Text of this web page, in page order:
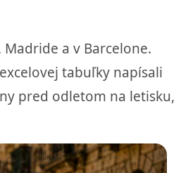
a v Barcelone.
tabuľky napísali
pred odletom na letisku,